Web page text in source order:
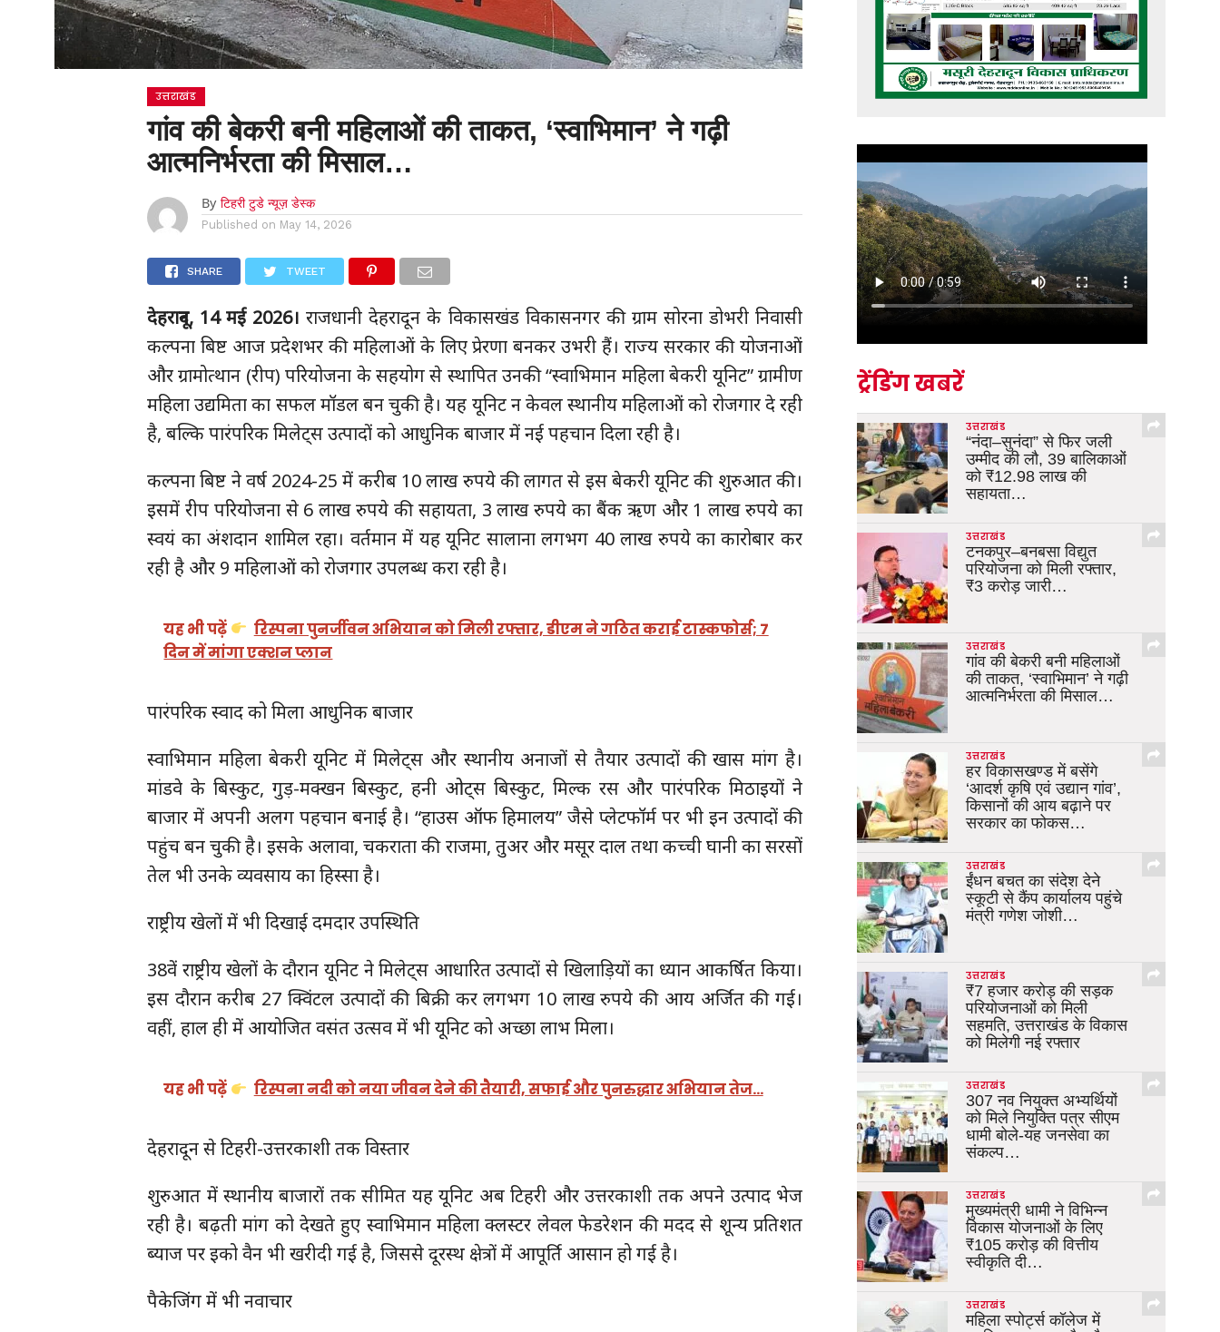
उत्तराखंड
गांव की बेकरी बनी महिलाओं की ताकत, ‘स्वाभिमान’ ने गढ़ी
आत्मनिर्भरता की मिसाल…
By टिहरी टुडे न्यूज़ डेस्क
Published on May 14, 2026
SHARE TWEET
देहरादून, 14 मई 2026।राजधानी देहरादून के विकासखंड विकासनगर की ग्राम सोरना डोभरी निवासी
कल्पना बिष्ट आज प्रदेशभर की महिलाओं के लिए प्रेरणा बनकर उभरी हैं। राज्य सरकार की योजनाओं
और ग्रामोत्थान (रीप) परियोजना के सहयोग से स्थापित उनकी “स्वाभिमान महिला बेकरी यूनिट” ग्रामीण
महिला उद्यमिता का सफल मॉडल बन चुकी है। यह यूनिट न केवल स्थानीय महिलाओं को रोजगार दे रही
है, बल्कि पारंपरिक मिलेट्स उत्पादों को आधुनिक बाजार में नई पहचान दिला रही है।
कल्पना बिष्ट ने वर्ष 2024-25 में करीब 10 लाख रुपये की लागत से इस बेकरी यूनिट की शुरुआत की।
इसमें रीप परियोजना से 6 लाख रुपये की सहायता, 3 लाख रुपये का बैंक ऋण और 1 लाख रुपये का
स्वयं का अंशदान शामिल रहा। वर्तमान में यह यूनिट सालाना लगभग 40 लाख रुपये का कारोबार कर
रही है और 9 महिलाओं को रोजगार उपलब्ध करा रही है।
यह भी पढ़ें
रिस्पना पुनर्जीवन अभियान को मिली रफ्तार, डीएम ने गठित कराई टास्कफोर्स; 7
दिन में मांगा एक्शन प्लान
पारंपरिक स्वाद को मिला आधुनिक बाजार
स्वाभिमान महिला बेकरी यूनिट में मिलेट्स और स्थानीय अनाजों से तैयार उत्पादों की खास मांग है।
मांडवे के बिस्कुट, गुड़-मक्खन बिस्कुट, हनी ओट्स बिस्कुट, मिल्क रस और पारंपरिक मिठाइयों ने
बाजार में अपनी अलग पहचान बनाई है। “हाउस ऑफ हिमालय” जैसे प्लेटफॉर्म पर भी इन उत्पादों की
पहुंच बन चुकी है। इसके अलावा, चकराता की राजमा, तुअर और मसूर दाल तथा कच्ची घानी का सरसों
तेल भी उनके व्यवसाय का हिस्सा है।
राष्ट्रीय खेलों में भी दिखाई दमदार उपस्थिति
38वें राष्ट्रीय खेलों के दौरान यूनिट ने मिलेट्स आधारित उत्पादों से खिलाड़ियों का ध्यान आकर्षित किया।
इस दौरान करीब 27 क्विंटल उत्पादों की बिक्री कर लगभग 10 लाख रुपये की आय अर्जित की गई।
वहीं, हाल ही में आयोजित वसंत उत्सव में भी यूनिट को अच्छा लाभ मिला।
यह भी पढ़ें रिस्पना नदी को नया जीवन देने की तैयारी, सफाई और पुनरुद्धार अभियान तेज…
देहरादून से टिहरी-उत्तरकाशी तक विस्तार
शुरुआत में स्थानीय बाजारों तक सीमित यह यूनिट अब टिहरी और उत्तरकाशी तक अपने उत्पाद भेज
रही है। बढ़ती मांग को देखते हुए स्वाभिमान महिला क्लस्टर लेवल फेडरेशन की मदद से शून्य प्रतिशत
ब्याज पर इको वैन भी खरीदी गई है, जिससे दूरस्थ क्षेत्रों में आपूर्ति आसान हो गई है।
पैकेजिंग में भी नवाचार
ट्रेंडिंग खबरें
उत्तराखंड
“नंदा–सुनंदा” से फिर जली
उम्मीद की लौ, 39 बालिकाओं
को ₹12.98 लाख की
सहायता…
उत्तराखंड
टनकपुर–बनबसा विद्युत
परियोजना को मिली रफ्तार,
₹3 करोड़ जारी…
उत्तराखंड
गांव की बेकरी बनी महिलाओं
की ताकत, ‘स्वाभिमान’ ने गढ़ी
आत्मनिर्भरता की मिसाल…
उत्तराखंड
हर विकासखण्ड में बसेंगे
‘आदर्श कृषि एवं उद्यान गांव’,
किसानों की आय बढ़ाने पर
सरकार का फोकस…
उत्तराखंड
ईंधन बचत का संदेश देने
स्कूटी से कैंप कार्यालय पहुंचे
मंत्री गणेश जोशी…
उत्तराखंड
₹7 हजार करोड़ की सड़क
परियोजनाओं को मिली
सहमति, उत्तराखंड के विकास
को मिलेगी नई रफ्तार
उत्तराखंड
307 नव नियुक्त अभ्यर्थियों
को मिले नियुक्ति पत्र सीएम
धामी बोले-यह जनसेवा का
संकल्प…
उत्तराखंड
मुख्यमंत्री धामी ने विभिन्न
विकास योजनाओं के लिए
₹105 करोड़ की वित्तीय
स्वीकृति दी…
उत्तराखंड
महिला स्पोर्ट्स कॉलेज में